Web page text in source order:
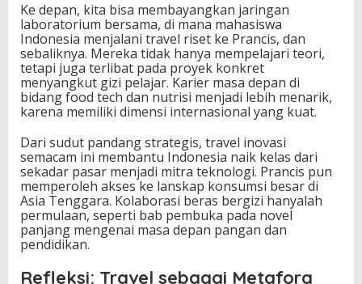
Ke depan, kita bisa membayangkan jaringan
laboratorium bersama, di mana mahasiswa
Indonesia menjalani travel riset ke Prancis, dan
sebaliknya. Mereka tidak hanya mempelajari teori,
tetapi juga terlibat pada proyek konkret
menyangkut gizi pelajar. Karier masa depan di
bidang food tech dan nutrisi menjadi lebih menarik,
karena memiliki dimensi internasional yang kuat.
Dari sudut pandang strategis, travel inovasi
semacam ini membantu Indonesia naik kelas dari
sekadar pasar menjadi mitra teknologi. Prancis pun
memperoleh akses ke lanskap konsumsi besar di
Asia Tenggara. Kolaborasi beras bergizi hanyalah
permulaan, seperti bab pembuka pada novel
panjang mengenai masa depan pangan dan
pendidikan.
Refleksi: Travel sebagai Metafora